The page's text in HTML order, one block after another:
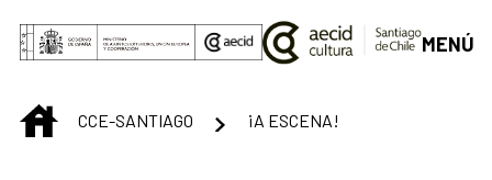
Saltar al contenido principal
MENÚ
INICIOCCE-SANTIAGO ¡A ESCENA!